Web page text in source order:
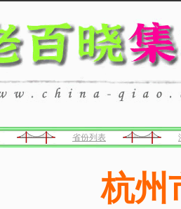
省份列表
杭州